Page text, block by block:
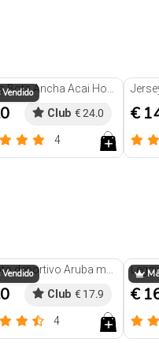
Club € 24.0
4
€
Club € 17.9
4
€